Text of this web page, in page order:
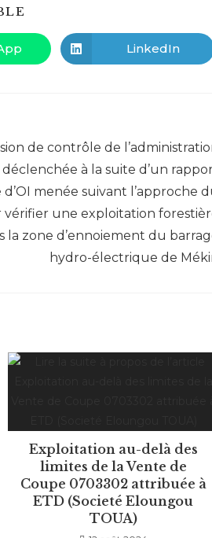
CONTENU
Ouvrir
dans
LinkedIn
de contrôle de
à la suite d’un
d’OI menée suivant l’approche
vérifier une exploitation
la zone d’ennoiement du
hydro-électrique de
Exploitation au-delà des
limites de la Vente de
Coupe 0703302 attribuée à
ETD (Societé Eloungou
TOUA)